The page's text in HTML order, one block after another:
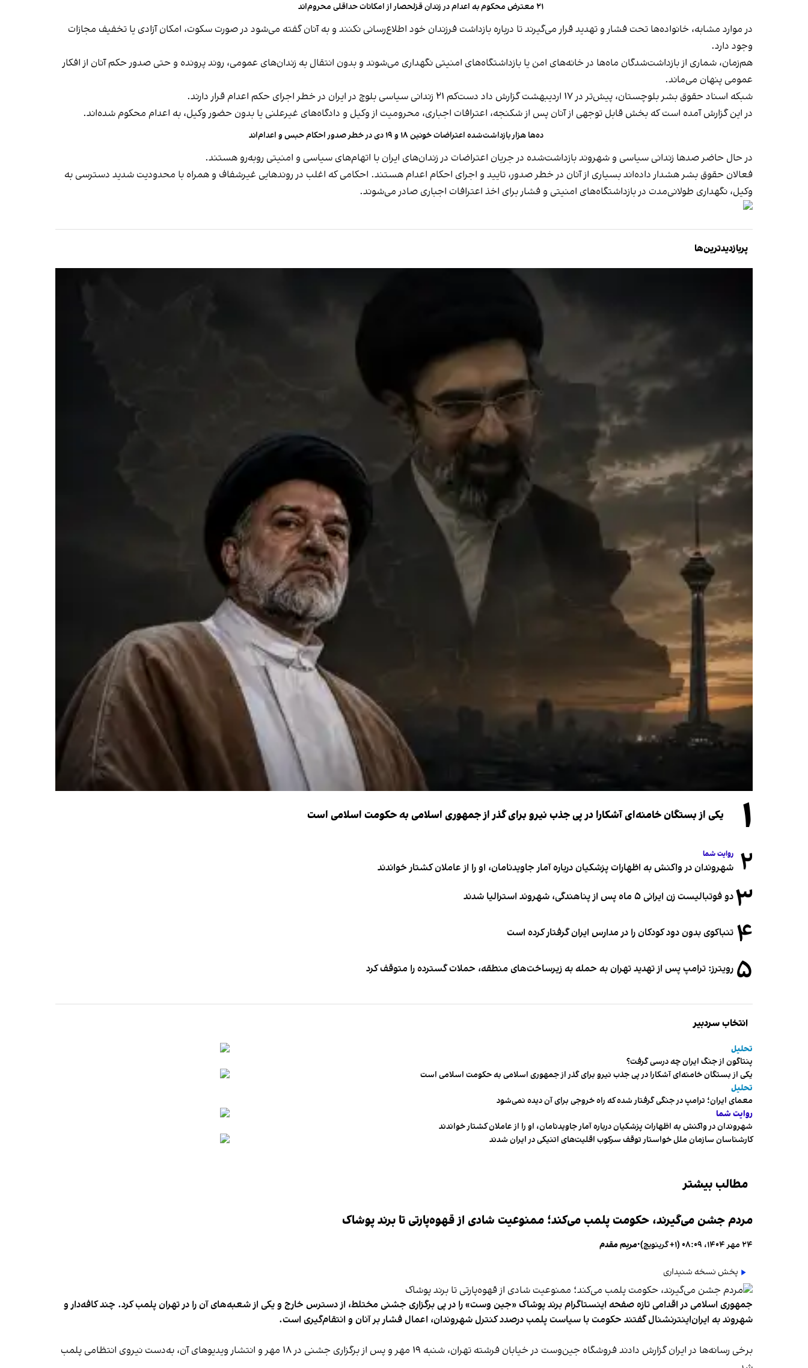
۲۱ معترض محکوم به اعدام در زندان قزلحصار از امکانات حداقلی محروم‌اند
در موارد مشابه، خانواده‌ها تحت فشار و تهدید قرار می‌گیرند تا درباره بازداشت فرزندان خود اطلاع‌رسانی نکنند و به آنان گفته می‌شود در صورت سکوت، امکان آزادی یا تخفیف مجازات
وجود دارد.
هم‌زمان، شماری از بازداشت‌شدگان ماه‌ها در خانه‌های امن یا بازداشتگاه‌های امنیتی نگهداری می‌شوند و بدون انتقال به زندان‌های عمومی، روند پرونده و حتی صدور حکم آنان از افکار
عمومی پنهان می‌ماند.
شبکه اسناد حقوق بشر بلوچستان، پیش‌تر در ۱۷ اردیبهشت گزارش داد دست‌کم ۲۱ زندانی سیاسی بلوچ در ایران در خطر اجرای حکم اعدام قرار دارند.
در این گزارش آمده است که بخش قابل توجهی از آنان پس از شکنجه، اعترافات اجباری، محرومیت از وکیل و دادگاه‌های غیرعلنی یا بدون حضور وکیل، به اعدام محکوم شده‌اند.
ده‌ها هزار بازداشت‌شده اعتراضات خونین ۱۸ و ۱۹ دی در خطر صدور احکام حبس و اعدام‌اند
در حال حاضر صدها زندانی سیاسی و شهروند بازداشت‌شده در جریان اعتراضات در زندان‌های ایران با اتهام‌های سیاسی و امنیتی روبه‌رو هستند.
فعالان حقوق بشر هشدار داده‌اند بسیاری از آنان در خطر صدور، تایید و اجرای احکام اعدام هستند. احکامی که اغلب در روندهایی غیرشفاف و همراه با محدودیت شدید دسترسی به
وکیل، نگهداری طولانی‌مدت در بازداشتگاه‌های امنیتی و فشار برای اخذ اعترافات اجباری صادر می‌شوند.
پربازدیدترین‌ها
۱ یکی از بستگان خامنه‌ای آشکارا در پی جذب نیرو برای گذر از جمهوری اسلامی به حکومت اسلامی است
۲ روایت شما
شهروندان در واکنش به اظهارات پزشکیان درباره آمار جاویدنامان، او را از عاملان کشتار خواندند
۳دو فوتبالیست زن ایرانی ۵ ماه پس از پناهندگی، شهروند استرالیا شدند
۴ تنباکوی بدون دود کودکان را در مدارس ایران گرفتار کرده است
۵ رویترز: ترامپ پس از تهدید تهران به حمله به زیرساخت‌های منطقه، حملات گسترده را متوقف کرد
انتخاب سردبیر
تحلیل
پنتاگون از جنگ ایران چه درسی گرفت؟
یکی از بستگان خامنه‌ای آشکارا در پی جذب نیرو برای گذر از جمهوری اسلامی به حکومت اسلامی است
تحلیل
معمای ایران؛ ترامپ در جنگی گرفتار شده که راه خروجی برای آن دیده نمی‌شود
روایت شما
شهروندان در واکنش به اظهارات پزشکیان درباره آمار جاویدنامان، او را از عاملان کشتار خواندند
کارشناسان سازمان ملل خواستار توقف سرکوب اقلیت‌های اتنیکی در ایران شدند
مطالب بیشتر
مردم جشن می‌گیرند، حکومت پلمب می‌کند؛ ممنوعیت شادی از قهوه‌پارتی تا برند پوشاک
۲۴ مهر ۱۴۰۴، ۰۸:۰۹ (‎+۱ گرینویچ) •مریم مقدم
پخش نسخه شنیداری
جمهوری اسلامی در اقدامی تازه صفحه اینستاگرام برند پوشاک «جین وست» را در پی برگزاری جشنی مختلط، از دسترس خارج و یکی از شعبه‌های آن را در تهران پلمب کرد. چند کافه‌‌دار و
شهروند به ایران‌اینترنشنال گفتند حکومت با سیاست پلمب درصدد کنترل شهروندان، اعمال فشار بر آنان و انتقام‌گیری است.
برخی رسانه‌ها در ایران گزارش دادند فروشگاه جین‌وست در خیابان فرشته تهران، شنبه ۱۹ مهر و پس از برگزاری جشنی در ۱۸ مهر و انتشار ویدیوهای آن، به‌دست نیروی انتظامی پلمب